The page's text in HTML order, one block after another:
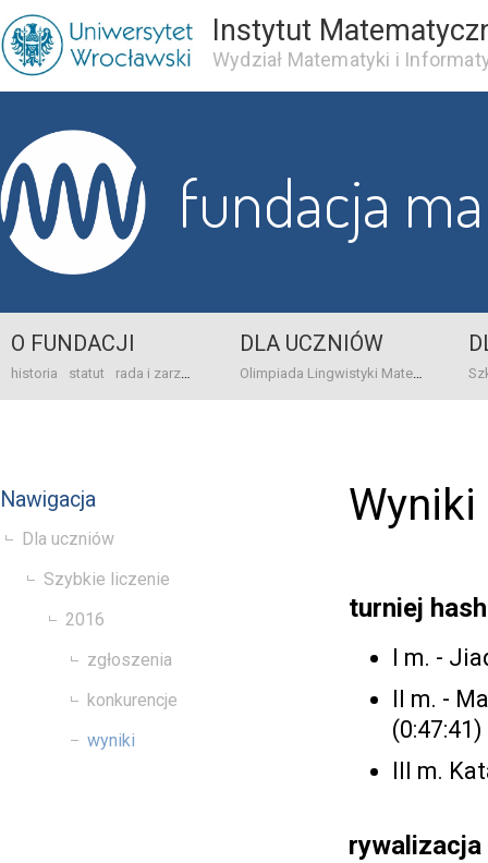
Instytut
Wydział Matematyki i
fundacja
O FUNDACJI
historia statut rada i zarząd dane bankowo-adresowe kontakt
DLA UCZNIÓW
Olimpiada Lingwistyki Matematycznej
Nawigacja
Dla uczniów
Szybkie liczenie
2016
zgłoszenia
konkurencje
wyniki
Wyniki
turniej
I m. -
II m. -
(0:47:41)
III m.